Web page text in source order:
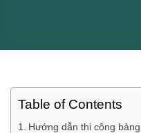
Table of Contents
Hướng dẫn thi công